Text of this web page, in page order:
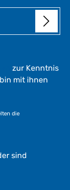
zur Kenntnis
mit ihnen
die
sind